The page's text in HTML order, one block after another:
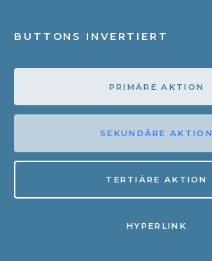
BUTTONS INVERTIERT
PRIMÄRE AKTION
SEKUNDÄRE AKTION
TERTIÄRE AKTION
HYPERLINK